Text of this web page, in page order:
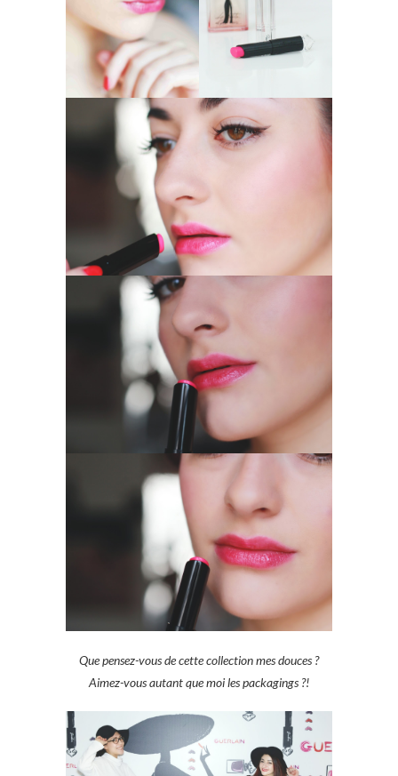
Que pensez-vous de cette collection mes douces ?
Aimez-vous autant que moi les packagings ?!